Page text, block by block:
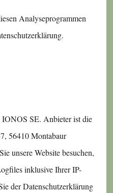
Analyseprogrammen
IONOS SE. Anbieter ist die
56410 Montabaur
unsere Website besuchen,
inklusive Ihrer IP-
der Datenschutzerklärung